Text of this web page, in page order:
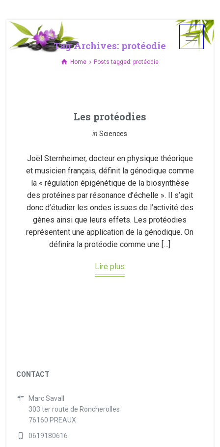
Tag Archives: protéodie
Home Posts tagged: protéodie
Les protéodies
inSciences
Joël Sternheimer, docteur en physique théorique
et musicien français, définit la génodique comme
la « régulation épigénétique de la biosynthèse
des protéines par résonance d’échelle ». Il s’agit
donc d’étudier les ondes issues de l’activité des
gènes ainsi que leurs effets. Les protéodies
représentent une application de la génodique. On
définira la protéodie comme une […]
Lire plus
CONTACT
Marc Savall
303 ter route de Roncherolles
76160 PREAUX
0619180616